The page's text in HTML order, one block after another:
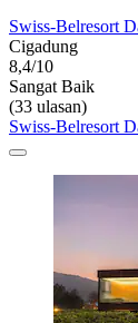
Swiss-Belresort
Cigadung
8,4/10
Sangat Baik
(33 ulasan)
Swiss-Belresort